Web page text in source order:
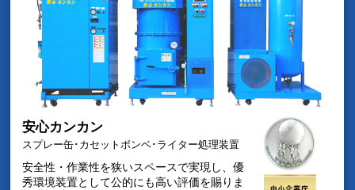
安心カンカン
スプレー缶･カセットボンベ･ライター処理装置
安全性・作業性を狭いスペースで実現し、優
秀環境装置として公的にも高い評価を賜りま